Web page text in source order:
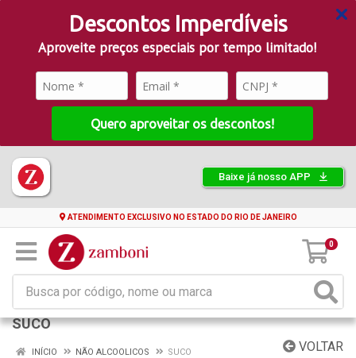
Descontos Imperdíveis
Aproveite preços especiais por tempo limitado!
Quero aproveitar os descontos!
Baixe já nosso APP
ATENDIMENTO EXCLUSIVO NO ESTADO DO RIO DE JANEIRO
0
SUCO
VOLTAR
INÍCIO NÃO ALCOOLICOS SUCO